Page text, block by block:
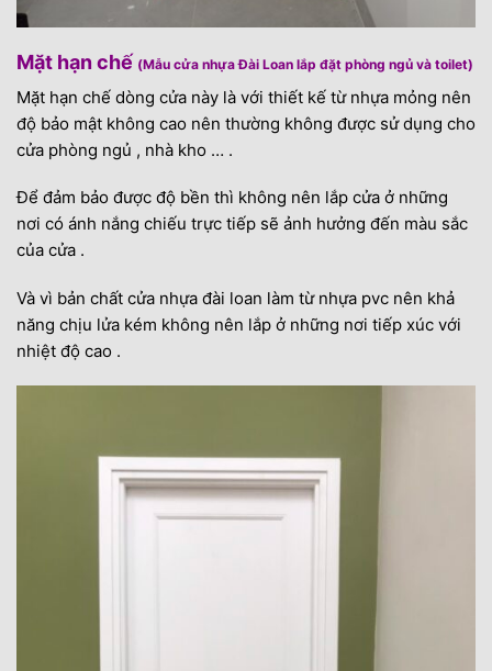
Mặt hạn chế (Mẫu cửa nhựa Đài Loan lắp đặt phòng ngủ và toilet)
Mặt hạn chế dòng cửa này là với thiết kế từ nhựa mỏng nên
độ bảo mật không cao nên thường không được sử dụng cho
cửa phòng ngủ , nhà kho … .
Để đảm bảo được độ bền thì không nên lắp cửa ở những
nơi có ánh nắng chiếu trực tiếp sẽ ảnh hưởng đến màu sắc
của cửa .
Và vì bản chất cửa nhựa đài loan làm từ nhựa pvc nên khả
năng chịu lửa kém không nên lắp ở những nơi tiếp xúc với
nhiệt độ cao .